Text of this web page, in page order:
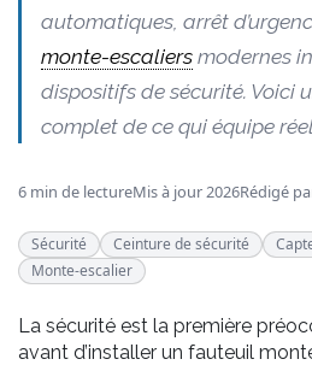
automatiques, arrêt
monte-escaliersmodernes
dispositifs de sécurité. Voici
complet de ce qui équipe
6 min de lectureMis à jour 2026Rédigé
Sécurité Ceinture de sécurité
Monte-escalier
La sécurité est la première
avant d’installer un fauteuil